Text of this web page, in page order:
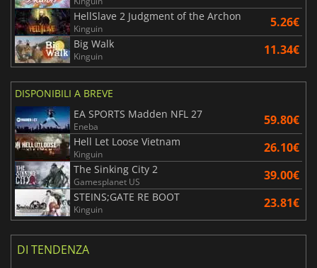
HellSlave 2 Judgment of the Archon
Kinguin 5.26€
Big Walk
Kinguin 11.34€
DISPONIBILI A BREVE
EA SPORTS Madden NFL 27
Eneba 59.80€
Hell Let Loose Vietnam
Kinguin 26.10€
The Sinking City 2
Gamesplanet US 39.00€
STEINS;GATE RE BOOT
Kinguin 23.81€
DI TENDENZA